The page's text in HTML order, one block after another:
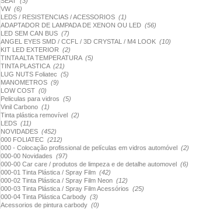
VW (6)
LEDS / RESISTENCIAS / ACESSORIOS (1)
ADAPTADOR DE LAMPADA DE XENON OU LED (56)
LED SEM CAN BUS (7)
ANGEL EYES SMD / CCFL / 3D CRYSTAL / M4 LOOK (10)
KIT LED EXTERIOR (2)
TINTA ALTA TEMPERATURA (5)
TINTA PLASTICA (21)
LUG NUTS Foliatec (5)
MANOMETROS (9)
LOW COST (0)
Peliculas para vidros (5)
Vinil Carbono (1)
Tinta plástica removível (2)
LEDS (11)
NOVIDADES (452)
000 FOLIATEC (212)
000 - Colocação profissional de películas em vidros automóvel (2)
000-00 Novidades (97)
000-00 Car care / produtos de limpeza e de detalhe automovel (6)
000-01 Tinta Plástica / Spray Film (42)
000-02 Tinta Plástica / Spray Film Neon (12)
000-03 Tinta Plástica / Spray Film Acessórios (25)
000-04 Tinta Plástica Carbody (3)
Acessorios de pintura carbody (0)